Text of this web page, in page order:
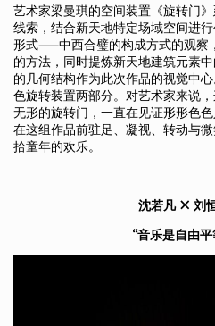
艺术家梁曼琪的空间装置《旋转门
线索，结合新天地特定场域空间进
形式——中西合璧的构成方式的观察
的方法，同时提炼新天地建筑元素
的几何结构作为此次作品的视觉中
色旋转装置两部分。对艺术家来说
无形的旋转门，一直在见证形形色
在这组作品前驻足、凝视、转动与
拾童年的欢乐。
沈若凡 × 刘
“音乐是自由